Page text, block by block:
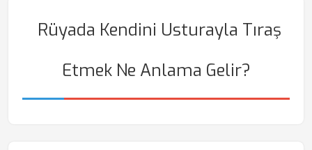
Rüyada Kendini Usturayla Tıraş
Etmek Ne Anlama Gelir?